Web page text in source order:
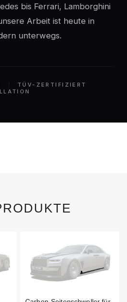
bis Ferrari, Lamborghini
Arbeit ist heute in
unterwegs.
TÜV-ZERTIFIZIERT